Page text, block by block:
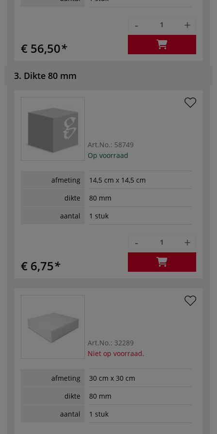
€ 56,50
- +
3. Dikte 80 mm
Art.No.: 58749
Op voorraad
afmeting
14,5 cm x 14,5 cm
dikte
80 mm
aantal
1 stuk
€ 6,75
- +
Art.No.: 32289
Niet op voorraad.
afmeting
30 cm x 30 cm
dikte
80 mm
aantal
1 stuk